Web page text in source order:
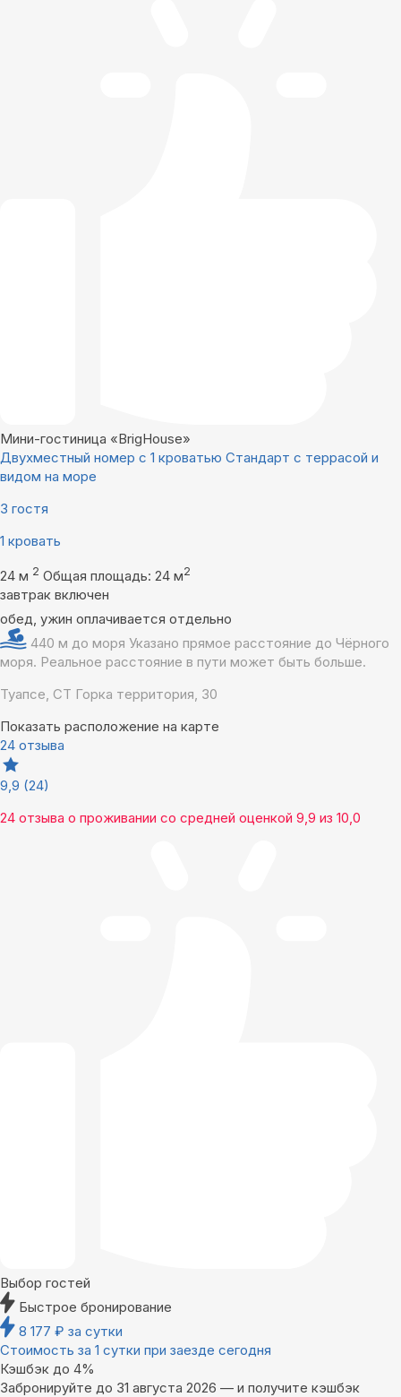
Мини-гостиница «BrigHouse»
Двухместный номер с 1 кроватью Стандарт с террасой и
видом на море
3 гостя
1 кровать
24 м 2 Общая площадь: 24 м2
завтрак включен
обед, ужин оплачивается отдельно
440 м до моря Указано прямое расстояние до Чёрного
моря. Реальное расстояние в пути может быть больше.
Туапсе, СТ Горка территория, 30
Показать расположение на карте
24 отзыва
9,9 (24)
24 отзыва о проживании со средней оценкой 9,9 из 10,0
Выбор гостей
Быстрое бронирование
8 177 ₽ за сутки
Стоимость за 1 сутки при заезде сегодня
Кэшбэк до 4%
Забронируйте до 31 августа 2026 — и получите кэшбэк